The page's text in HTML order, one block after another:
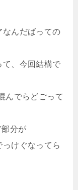
なんだばっての
て、今回結構で
んでらどごって
分が
けぐなってら